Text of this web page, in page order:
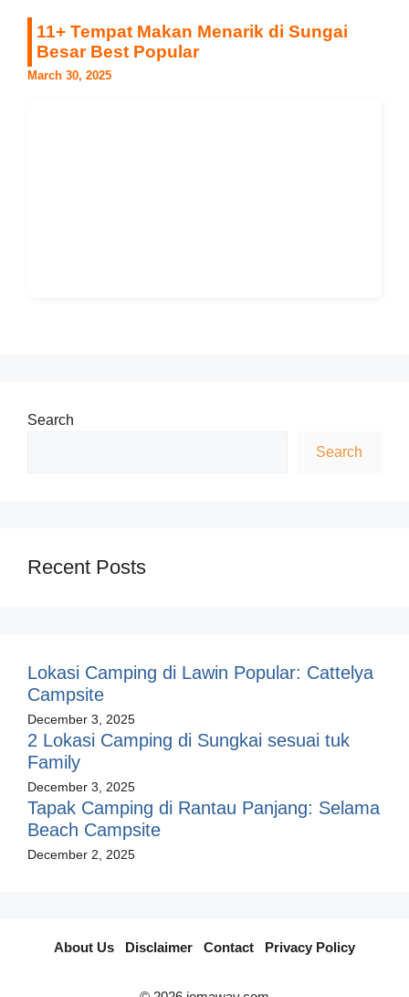
11+ Tempat Makan Menarik di Sungai
Besar Best Popular
March 30, 2025
Search
Search
Recent Posts
Lokasi Camping di Lawin Popular: Cattelya
Campsite
December 3, 2025
2 Lokasi Camping di Sungkai sesuai tuk
Family
December 3, 2025
Tapak Camping di Rantau Panjang: Selama
Beach Campsite
December 2, 2025
About Us Disclaimer Contact Privacy Policy